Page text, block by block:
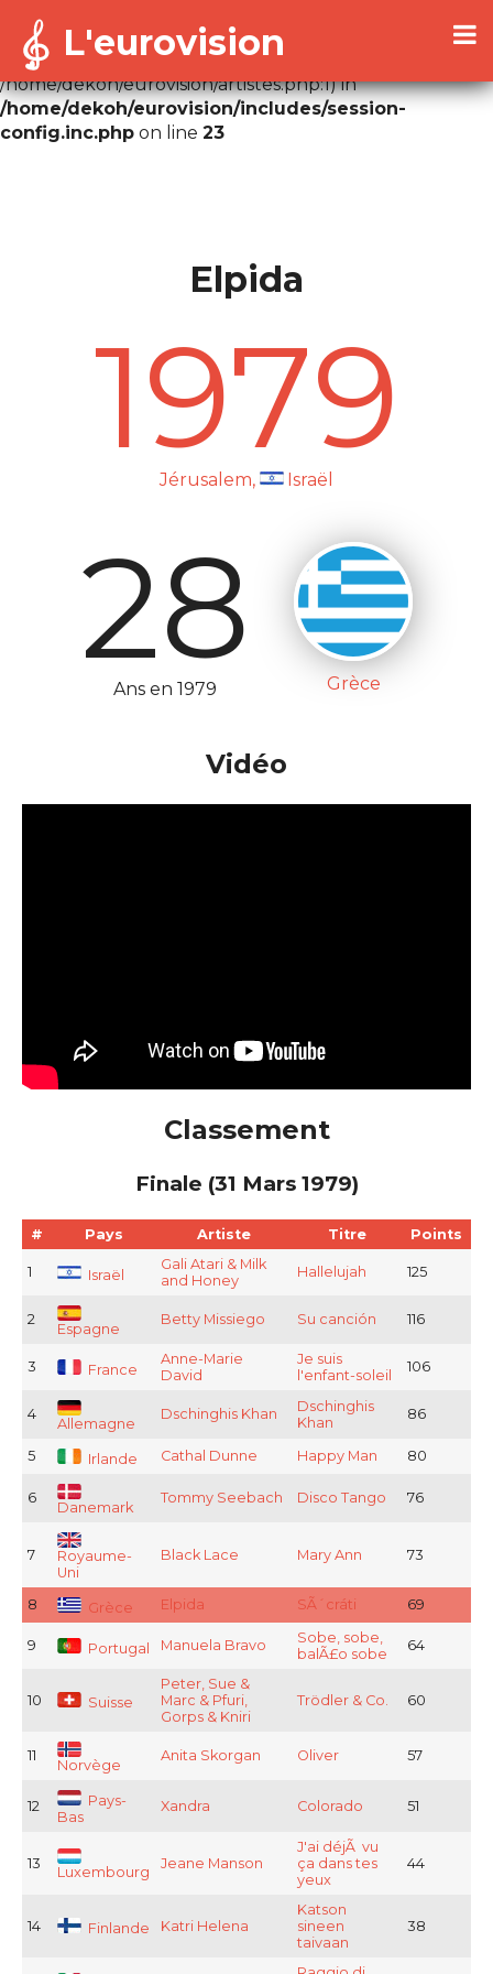
Warning
: Cannot modify header information - headers
already sent by (output started at
/home/dekoh/eurovision/artistes.php:1) in
/home/dekoh/eurovision/includes/session-
config.inc.php on line 23
L'eurovision
Elpida
1979
Jérusalem, Israël
28
Ans en 1979 Grèce
Vidéo
Classement
Finale (31 Mars 1979)
# Pays Artiste Titre Points
1 Israël
Gali Atari & Milk
and Honey
Hallelujah 125
2
Espagne
Betty Missiego Su canción 116
3 France
Anne-Marie
David
Je suis
l'enfant-soleil
106
4
Allemagne
Dschinghis Khan
Dschinghis
Khan
86
5 Irlande Cathal Dunne Happy Man 80
6
Danemark
Tommy Seebach Disco Tango 76
7
Royaume-
Uni
Black Lace Mary Ann 73
8 Grèce Elpida SÃ´cráti 69
9 Portugal Manuela Bravo
Sobe, sobe,
balÃ£o sobe
64
10 Suisse
Peter, Sue &
Marc & Pfuri,
Gorps & Kniri
Trödler & Co. 60
11
Norvège
Anita Skorgan Oliver 57
12
Pays-
Bas
Xandra Colorado 51
13
Luxembourg
Jeane Manson
J'ai déjÃ vu
ça dans tes
yeux
44
14 Finlande Katri Helena
Katson
sineen
taivaan
38